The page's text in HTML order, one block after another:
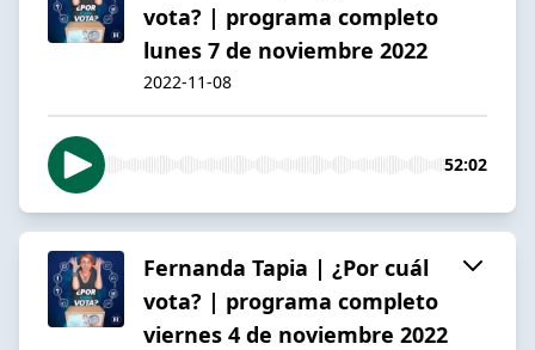
vota? | programa completo
lunes 7 de noviembre 2022
2022-11-08
52:02
Fernanda Tapia | ¿Por cuál
vota? | programa completo
viernes 4 de noviembre 2022